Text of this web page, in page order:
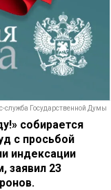
служба Государственной Думы
собирается
с просьбой
индексации
заявил 23